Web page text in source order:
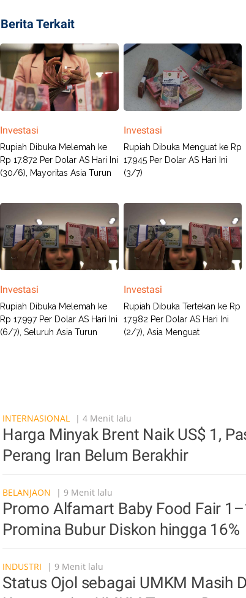
Berita Terkait
Investasi
Rupiah Dibuka Melemah ke
Rp 17.872 Per Dolar AS Hari Ini
(30/6), Mayoritas Asia Turun
Investasi
Rupiah Dibuka Menguat ke Rp
17.945 Per Dolar AS Hari Ini
(3/7)
Investasi
Rupiah Dibuka Melemah ke
Rp 17.997 Per Dolar AS Hari Ini
(6/7), Seluruh Asia Turun
Investasi
Rupiah Dibuka Tertekan ke Rp
17.982 Per Dolar AS Hari Ini
(2/7), Asia Menguat
INTERNASIONAL
| 4 Menit lalu
Harga Minyak Brent Naik US$ 1,
Perang Iran Belum Berakhir
BELANJAON | 9 Menit lalu
Promo Alfamart Baby Food Fair
Promina Bubur Diskon hingga 16%
INDUSTRI | 9 Menit lalu
Status Ojol sebagai UMKM Masih